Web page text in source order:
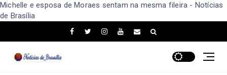
Michelle e esposa de Moraes sentam na mesma fileira - Notícias
de Brasília